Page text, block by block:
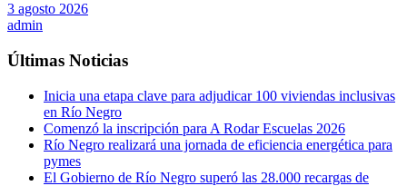
3 agosto 2026
admin
Últimas Noticias
Inicia una etapa clave para adjudicar 100 viviendas inclusivas
en Río Negro
Comenzó la inscripción para A Rodar Escuelas 2026
Río Negro realizará una jornada de eficiencia energética para
pymes
El Gobierno de Río Negro superó las 28.000 recargas de